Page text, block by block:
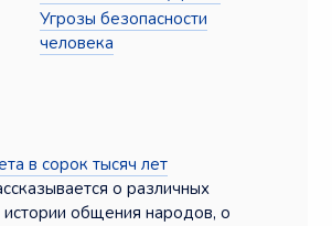
Угрозы безопасности
человека
в сорок тысяч лет
о различных
общения народов, о